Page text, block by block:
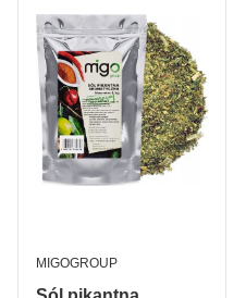
PRODUCENT
MIGOGROUP